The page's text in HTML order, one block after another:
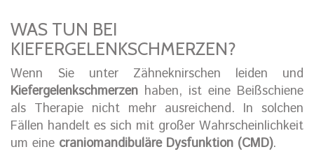
WAS TUN BEI
KIEFERGELENKSCHMERZEN?
Wenn Sie unter Zähneknirschen leiden und
Kiefergelenkschmerzen haben, ist eine Beißschiene
als Therapie nicht mehr ausreichend. In solchen
Fällen handelt es sich mit großer Wahrscheinlichkeit
um eine craniomandibuläre Dysfunktion (CMD).